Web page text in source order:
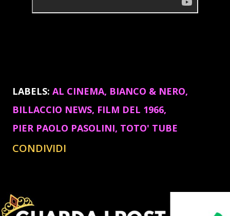
LABELS: AL CINEMA BIANCO & NERO
BILLACCIO NEWS FILM DEL 1966
PIER PAOLO PASOLINI TOTO' TUBE
CONDIVIDI